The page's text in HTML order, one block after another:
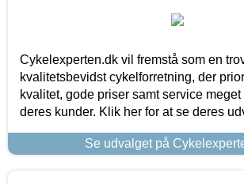
Cykelexperten.dk vil fremstå som en
kvalitetsbevidst cykelforretning, der
kvalitet, gode priser samt service
deres kunder. Klik her for at se deres
Se udvalget på